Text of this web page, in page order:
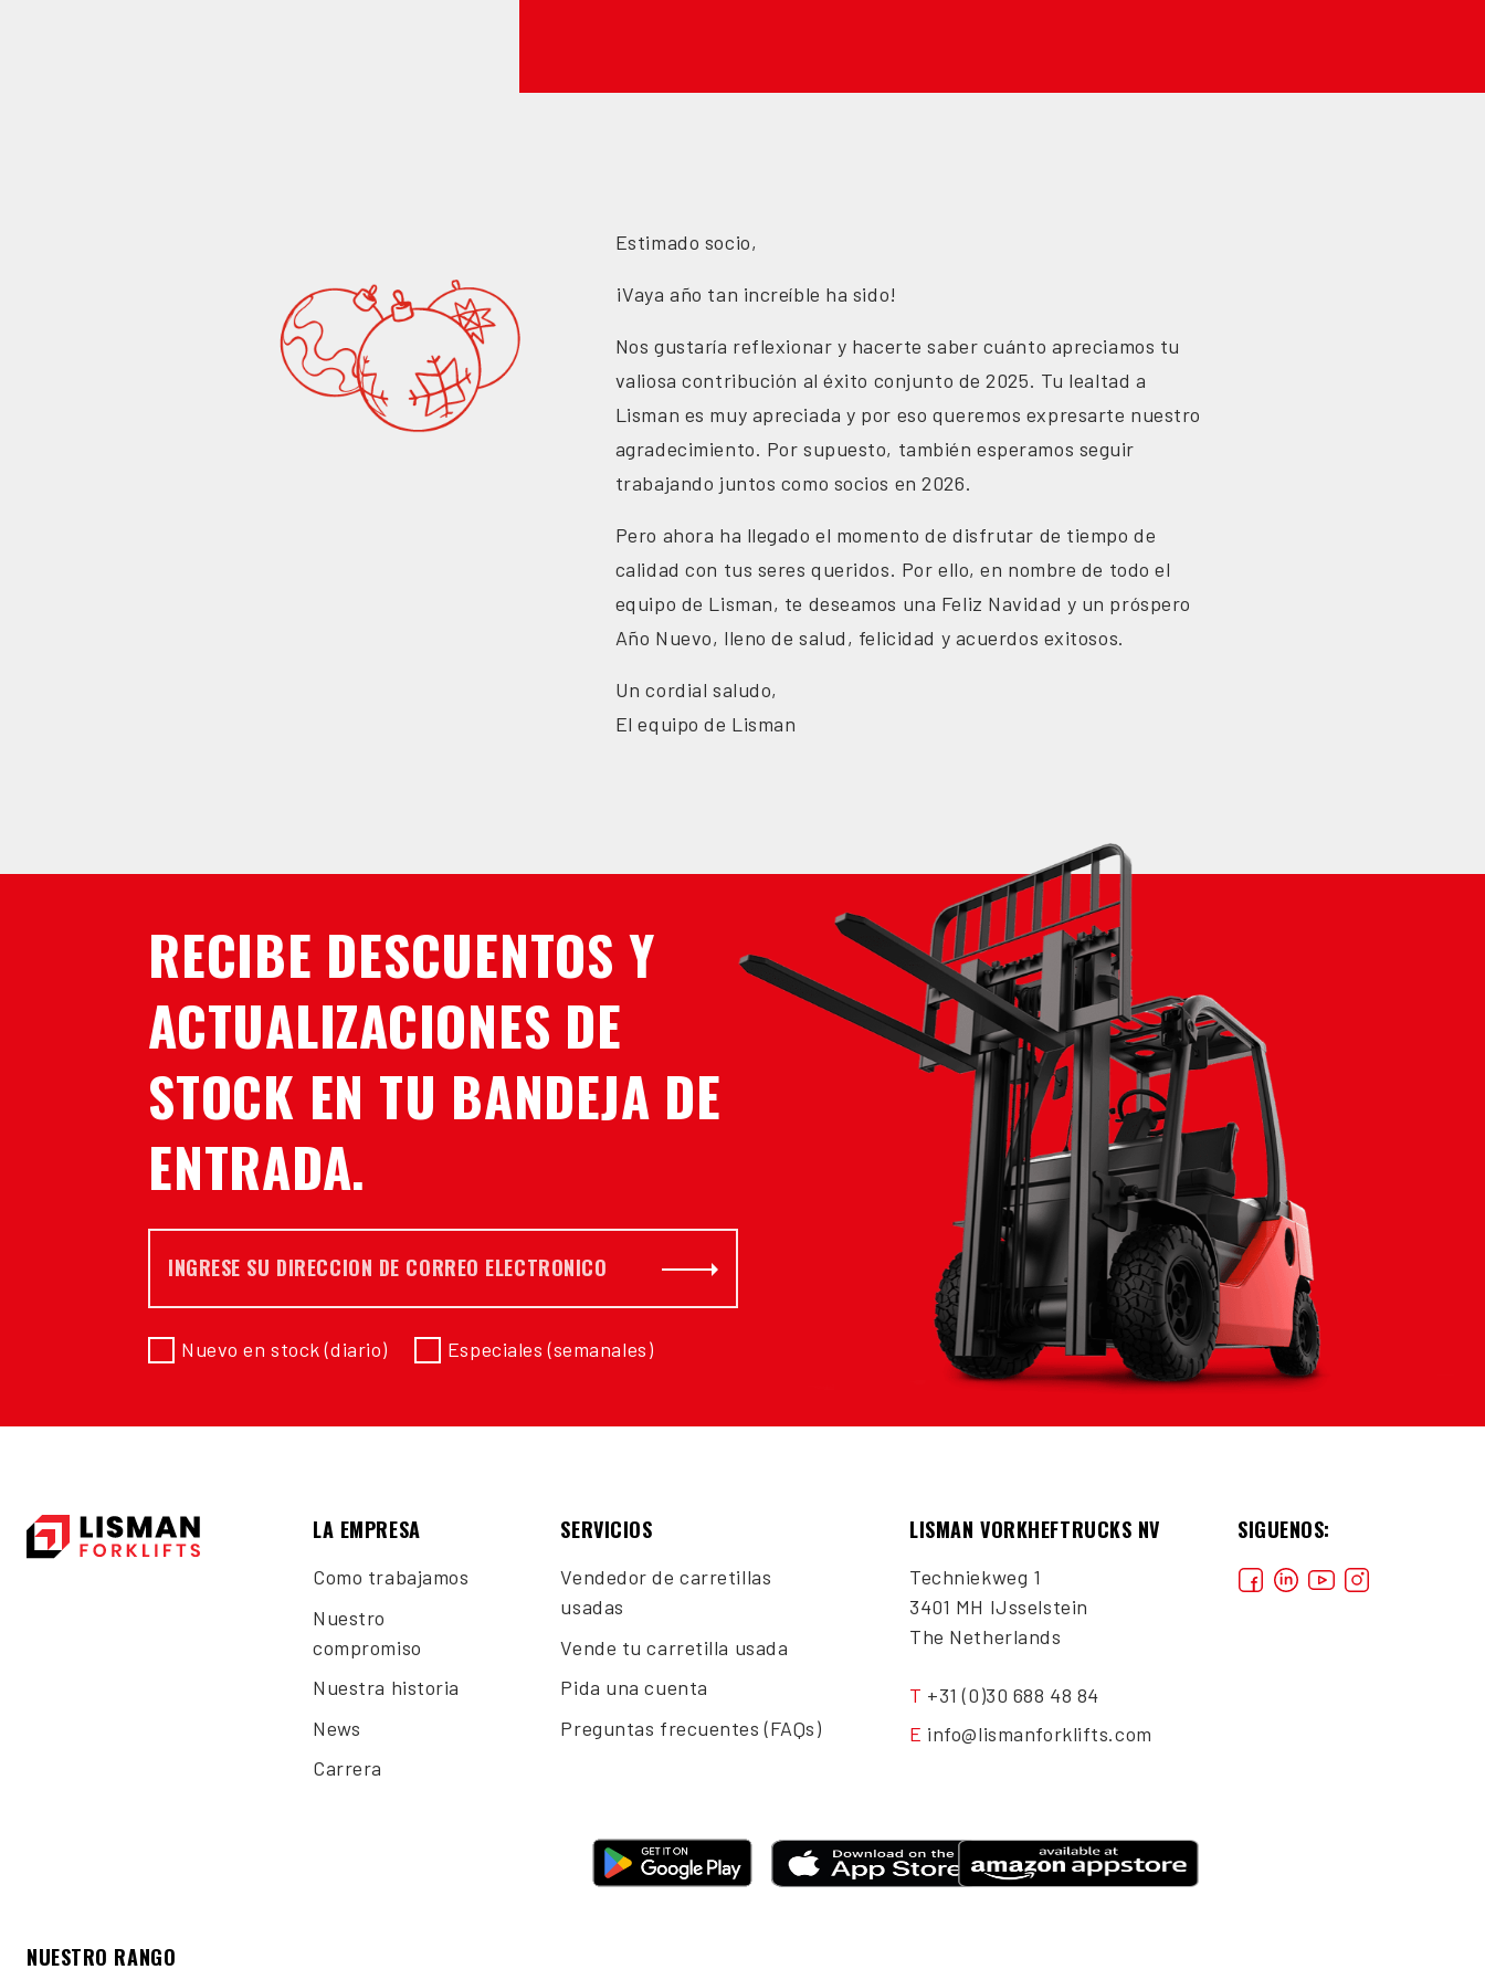
Estimado socio,
¡Vaya año tan increíble ha sido!
Nos gustaría reflexionar y hacerte saber cuánto apreciamos tu
valiosa contribución al éxito conjunto de 2025. Tu lealtad a
Lisman es muy apreciada y por eso queremos expresarte nuestro
agradecimiento. Por supuesto, también esperamos seguir
trabajando juntos como socios en 2026.
Pero ahora ha llegado el momento de disfrutar de tiempo de
calidad con tus seres queridos. Por ello, en nombre de todo el
equipo de Lisman, te deseamos una Feliz Navidad y un próspero
Año Nuevo, lleno de salud, felicidad y acuerdos exitosos.
Un cordial saludo,
El equipo de Lisman
RECIBE DESCUENTOS Y
ACTUALIZACIONES DE
STOCK EN TU BANDEJA DE
ENTRADA.
Suscribete
Nuevo en stock (diario) Especiales (semanales)
LA EMPRESA
Como trabajamos
Nuestro
compromiso
Nuestra historia
News
Carrera
SERVICIOS
Vendedor de carretillas
usadas
Vende tu carretilla usada
Pida una cuenta
Preguntas frecuentes (FAQs)
LISMAN VORKHEFTRUCKS NV
Techniekweg 1
3401 MH IJsselstein
The Netherlands
T +31 (0)30 688 48 84
E info@lismanforklifts.com
SIGUENOS:
NUESTRO RANGO